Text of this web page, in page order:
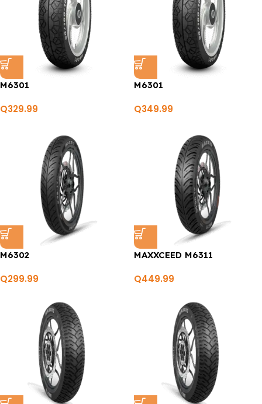
M6301
Q329.99
M6301
Q349.99
M6302
Q299.99
MAXXCEED M6311
Q449.99